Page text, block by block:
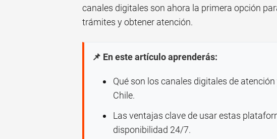
canales digitales son ahora la primera opción
trámites y obtener atención.
📌 En este artículo aprenderás:
Qué son los canales digitales de
Chile.
Las ventajas clave de usar estas
disponibilidad 24/7.